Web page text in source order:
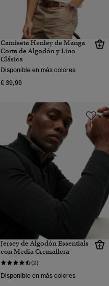
Camiseta Henley de Manga
Corta de Algodón y Lino
Clásica
Disponible en más colores
€ 39,99
Jersey de Algodón Essentials
con Media Cremallera
(2)
Disponible en más colores